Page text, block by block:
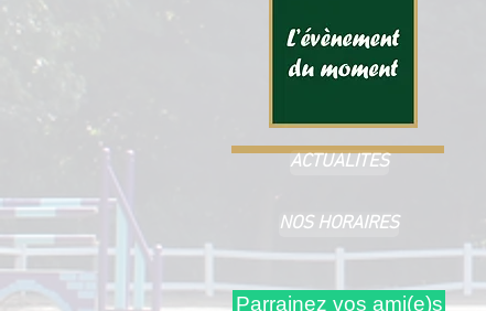
ACTUALITES
NOS HORAIRES
Parrainez vos ami(e)s